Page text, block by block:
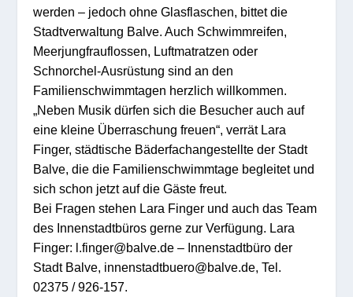
werden – jedoch ohne Glasflaschen, bittet die
Stadtverwaltung Balve. Auch Schwimmreifen,
Meerjungfrauflossen, Luftmatratzen oder
Schnorchel-Ausrüstung sind an den
Familienschwimmtagen herzlich willkommen.
„Neben Musik dürfen sich die Besucher auch auf
eine kleine Überraschung freuen“, verrät Lara
Finger, städtische Bäderfachangestellte der Stadt
Balve, die die Familienschwimmtage begleitet und
sich schon jetzt auf die Gäste freut.
Bei Fragen stehen Lara Finger und auch das Team
des Innenstadtbüros gerne zur Verfügung. Lara
Finger: l.finger@balve.de – Innenstadtbüro der
Stadt Balve, innenstadtbuero@balve.de, Tel.
02375 / 926-157.